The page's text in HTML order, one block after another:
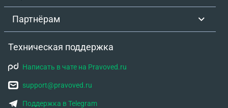
Партнёрам
Техническая поддержка
Написать в чате на Pravoved.ru
support@pravoved.ru
Поддержка в Telegram